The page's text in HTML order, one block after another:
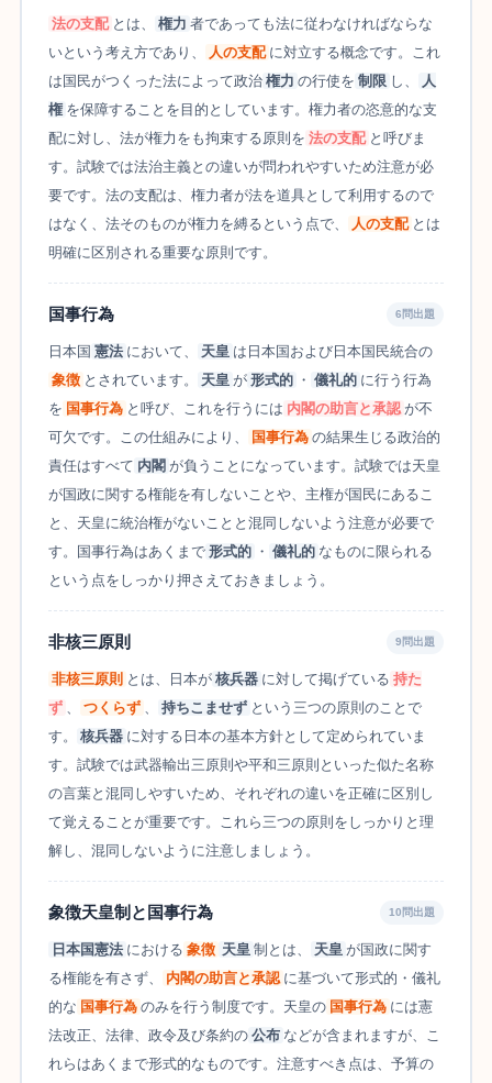
法の支配 とは、 権力 者であっても法に従わなければならな
いという考え方であり、
人の支配 に対立する概念です。これ
は国民がつくった法によって政治 権力 の行使を 制限 し、
人
権 を保障することを目的としています。権力者の恣意的な支
配に対し、法が権力をも拘束する原則を 法の支配 と呼びま
す。試験では法治主義との違いが問われやすいため注意が必
要です。法の支配は、権力者が法を道具として利用するので
はなく、法そのものが権力を縛るという点で、
人の支配 とは
明確に区別される重要な原則です。
国事行為 6問出題
日本国 憲法 において、 天皇 は日本国および日本国民統合の
象徴 とされています。 天皇 が 形式的 ・ 儀礼的 に行う行為
を 国事行為 と呼び、これを行うには 内閣の助言と承認 が不
可欠です。この仕組みにより、
国事行為 の結果生じる政治的
責任はすべて 内閣 が負うことになっています。試験では天皇
が国政に関する権能を有しないことや、主権が国民にあるこ
と、天皇に統治権がないことと混同しないよう注意が必要で
す。国事行為はあくまで 形式的 ・ 儀礼的 なものに限られる
という点をしっかり押さえておきましょう。
非核三原則 9問出題
非核三原則 とは、日本が 核兵器 に対して掲げている 持た
ず 、 つくらず 、 持ちこませず という三つの原則のことで
す。
核兵器 に対する日本の基本方針として定められていま
す。試験では武器輸出三原則や平和三原則といった似た名称
の言葉と混同しやすいため、それぞれの違いを正確に区別し
て覚えることが重要です。これら三つの原則をしっかりと理
解し、混同しないように注意しましょう。
象徴天皇制と国事行為 10問出題
日本国憲法 における 象徴 天皇 制とは、 天皇 が国政に関す
る権能を有さず、
内閣の助言と承認 に基づいて形式的・儀礼
的な 国事行為 のみを行う制度です。天皇の 国事行為 には憲
法改正、法律、政令及び条約の 公布 などが含まれますが、こ
れらはあくまで形式的なものです。注意すべき点は、予算の